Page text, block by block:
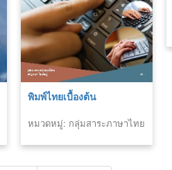
พิมพ์ไทยเบื้องต้น
หมวดหมู่: กลุ่มสาระภาษาไทย